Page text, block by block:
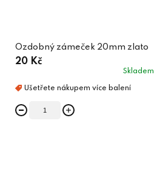
Ozdobný zámeček 20mm zlato
20 Kč
Skladem